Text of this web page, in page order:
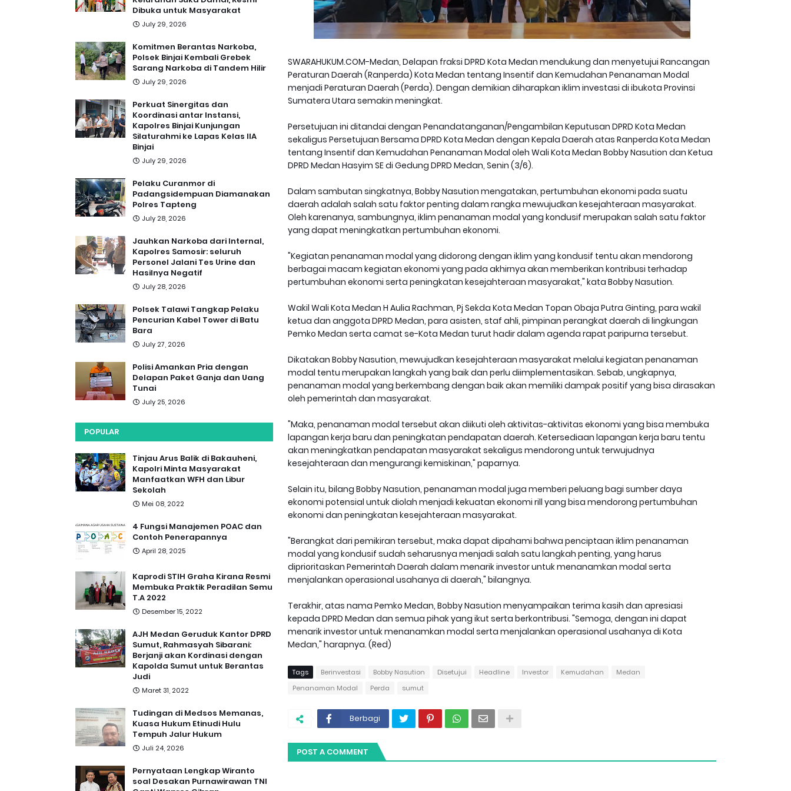
SWARAHUKUM.COM-Medan, Delapan fraksi DPRD Kota Medan mendukung dan menyetujui Rancangan
Peraturan Daerah (Ranperda) Kota Medan tentang Insentif dan Kemudahan Penanaman Modal
menjadi Peraturan Daerah (Perda). Dengan demikian diharapkan iklim investasi di ibukota Provinsi
Sumatera Utara semakin meningkat.
Persetujuan ini ditandai dengan Penandatanganan/Pengambilan Keputusan DPRD Kota Medan
sekaligus Persetujuan Bersama DPRD Kota Medan dengan Kepala Daerah atas Ranperda Kota Medan
tentang Insentif dan Kemudahan Penanaman Modal oleh Wali Kota Medan Bobby Nasution dan Ketua
DPRD Medan Hasyim SE di Gedung DPRD Medan, Senin (3/6).
Dalam sambutan singkatnya, Bobby Nasution mengatakan, pertumbuhan ekonomi pada suatu
daerah adalah salah satu faktor penting dalam rangka mewujudkan kesejahteraan masyarakat.
Oleh karenanya, sambungnya, iklim penanaman modal yang kondusif merupakan salah satu faktor
yang dapat meningkatkan pertumbuhan ekonomi.
"Kegiatan penanaman modal yang didorong dengan iklim yang kondusif tentu akan mendorong
berbagai macam kegiatan ekonomi yang pada akhirnya akan memberikan kontribusi terhadap
pertumbuhan ekonomi serta peningkatan kesejahteraan masyarakat," kata Bobby Nasution.
Wakil Wali Kota Medan H Aulia Rachman, Pj Sekda Kota Medan Topan Obaja Putra Ginting, para wakil
ketua dan anggota DPRD Medan, para asisten, staf ahli, pimpinan perangkat daerah di lingkungan
Pemko Medan serta camat se-Kota Medan turut hadir dalam agenda rapat paripurna tersebut.
Dikatakan Bobby Nasution, mewujudkan kesejahteraan masyarakat melalui kegiatan penanaman
modal tentu merupakan langkah yang baik dan perlu diimplementasikan. Sebab, ungkapnya,
penanaman modal yang berkembang dengan baik akan memiliki dampak positif yang bisa dirasakan
oleh pemerintah dan masyarakat.
"Maka, penanaman modal tersebut akan diikuti oleh aktivitas-aktivitas ekonomi yang bisa membuka
lapangan kerja baru dan peningkatan pendapatan daerah. Ketersediaan lapangan kerja baru tentu
akan meningkatkan pendapatan masyarakat sekaligus mendorong untuk terwujudnya
kesejahteraan dan mengurangi kemiskinan," paparnya.
Selain itu, bilang Bobby Nasution, penanaman modal juga memberi peluang bagi sumber daya
ekonomi potensial untuk diolah menjadi kekuatan ekonomi rill yang bisa mendorong pertumbuhan
ekonomi dan peningkatan kesejahteraan masyarakat.
"Berangkat dari pemikiran tersebut, maka dapat dipahami bahwa penciptaan iklim penanaman
modal yang kondusif sudah seharusnya menjadi salah satu langkah penting, yang harus
diprioritaskan Pemerintah Daerah dalam menarik investor untuk menanamkan modal serta
menjalankan operasional usahanya di daerah," bilangnya.
Terakhir, atas nama Pemko Medan, Bobby Nasution menyampaikan terima kasih dan apresiasi
kepada DPRD Medan dan semua pihak yang ikut serta berkontribusi. "Semoga, dengan ini dapat
menarik investor untuk menanamkan modal serta menjalankan operasional usahanya di Kota
Medan," harapnya. (Red)
Tags Berinvestasi Bobby Nasution Disetujui Headline Investor Kemudahan
Medan
Penanaman Modal
Perda sumut
Berbagi
POST A COMMENT
Dibuka untuk Masyarakat
July 29, 2026
Komitmen Berantas Narkoba,
Polsek Binjai Kembali Grebek
Sarang Narkoba di Tandem Hilir
July 29, 2026
Perkuat Sinergitas dan
Koordinasi antar Instansi,
Kapolres Binjai Kunjungan
Silaturahmi ke Lapas Kelas IIA
Binjai
July 29, 2026
Pelaku Curanmor di
Padangsidempuan Diamanakan
Polres Tapteng
July 28, 2026
Jauhkan Narkoba dari Internal,
Kapolres Samosir: seluruh
Personel Jalani Tes Urine dan
Hasilnya Negatif
July 28, 2026
Polsek Talawi Tangkap Pelaku
Pencurian Kabel Tower di Batu
Bara
July 27, 2026
Polisi Amankan Pria dengan
Delapan Paket Ganja dan Uang
Tunai
July 25, 2026
POPULAR
Tinjau Arus Balik di Bakauheni,
Kapolri Minta Masyarakat
Manfaatkan WFH dan Libur
Sekolah
Mei 08, 2022
4 Fungsi Manajemen POAC dan
Contoh Penerapannya
April 28, 2025
Kaprodi STIH Graha Kirana Resmi
Membuka Praktik Peradilan Semu
T.A 2022
Desember 15, 2022
AJH Medan Geruduk Kantor DPRD
Sumut, Rahmasyah Sibarani:
Berjanji akan Kordinasi dengan
Kapolda Sumut untuk Berantas
Judi
Maret 31, 2022
Tudingan di Medsos Memanas,
Kuasa Hukum Etinudi Hulu
Tempuh Jalur Hukum
Juli 24, 2026
Pernyataan Lengkap Wiranto
soal Desakan Purnawirawan TNI